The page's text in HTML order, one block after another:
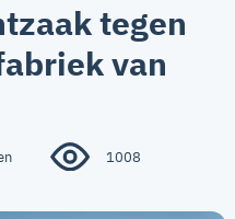
tegen
van
1008